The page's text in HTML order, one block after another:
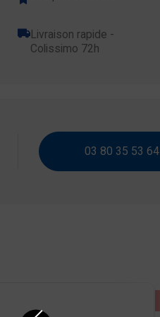
Livraison rapide -
Colissimo 72h
03 80 35 53 64